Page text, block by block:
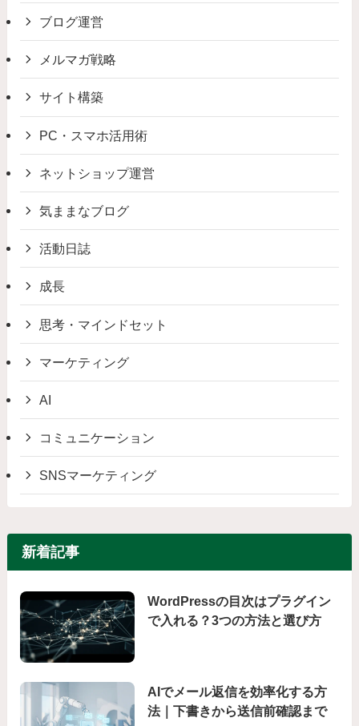
ブログ運営
メルマガ戦略
サイト構築
PC・スマホ活用術
ネットショップ運営
気ままなブログ
活動日誌
成長
思考・マインドセット
マーケティング
AI
コミュニケーション
SNSマーケティング
新着記事
WordPressの目次はプラグイン
で入れる？3つの方法と選び方
AIでメール返信を効率化する方
法｜下書きから送信前確認まで